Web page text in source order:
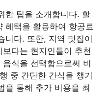
한 팁을 소개합니다. 할
혜택을 활용하여 항공료
니다. 또한, 지역 맛집이
다는 현지인들이 추천
식을 선택함으로써 비
중 간단한 간식을 챙기
을 통해 추가 비용을 최